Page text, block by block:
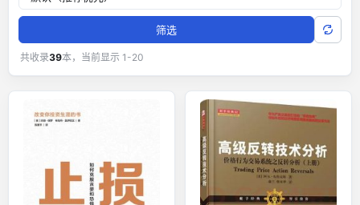
筛选
共收录39本，当前显示 1-20